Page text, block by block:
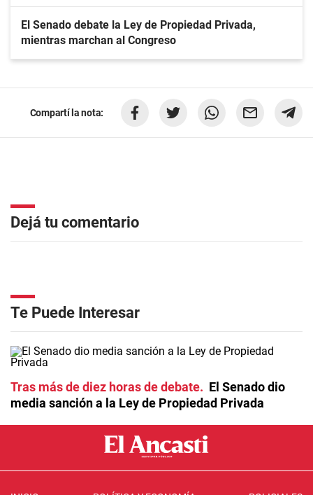
El Senado debate la Ley de Propiedad Privada,
mientras marchan al Congreso
Compartí la nota:
Dejá tu comentario
Te Puede Interesar
Tras más de diez horas de debate
El Senado dio
media sanción a la Ley de Propiedad Privada